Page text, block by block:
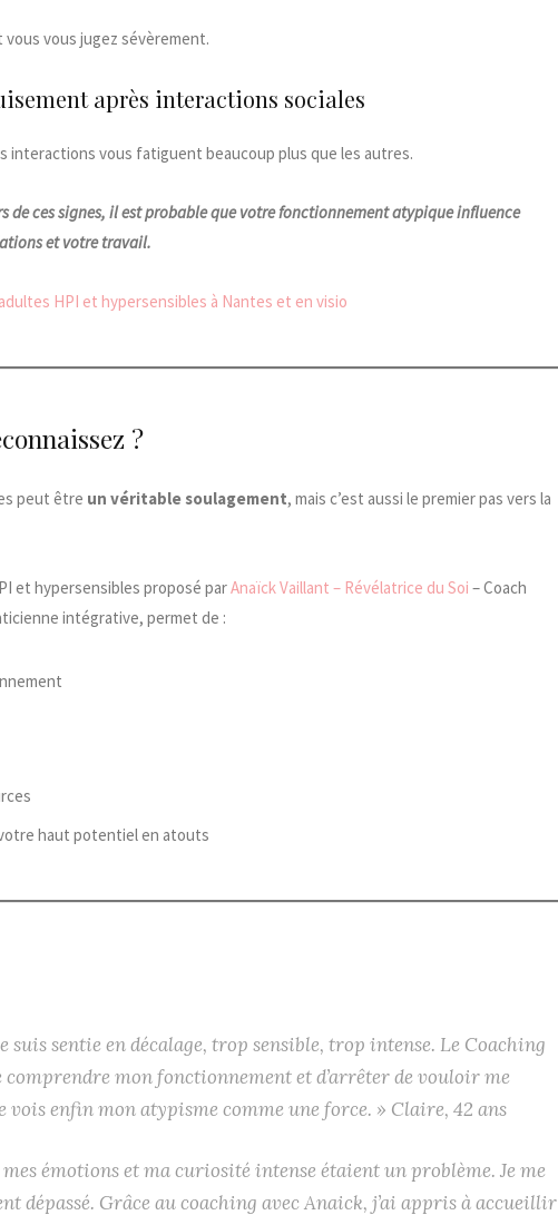
vous jugez sévèrement.
après interactions sociales
interactions vous fatiguent beaucoup plus que les autres.
de ces signes, il est probable que votre fonctionnement atypique influence
et votre travail.
HPI et hypersensibles à Nantes et en visio
?
peut être un véritable soulagement, mais c’est aussi le premier pas vers la
et hypersensibles proposé parAnaïck Vaillant – Révélatrice du Soi – Coach
intégrative, permet de :
haut potentiel en atouts
suis sentie en décalage, trop sensible, trop intense. Le Coaching
comprendre mon fonctionnement et d’arrêter de vouloir me
vois enfin mon atypisme comme une force. » Claire, 42 ans
mes émotions et ma curiosité intense étaient un problème. Je me
dépassé. Grâce au coaching avec Anaick, j’ai appris à accueillir